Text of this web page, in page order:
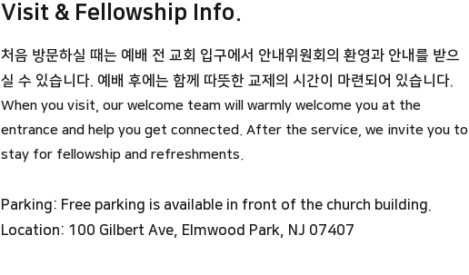
Visit & Fellowship Info.
처음 방문하실 때는 예배 전 교회 입구에서 안내위원회의 환영과 안내를 받으
실 수 있습니다. 예배 후에는 함께 따뜻한 교제의 시간이 마련되어 있습니다.
When you visit, our welcome team will warmly welcome you at the
entrance and help you get connected. After the service, we invite you to
stay for fellowship and refreshments.
Parking: Free parking is available in front of the church building.
Location: 100 Gilbert Ave, Elmwood Park, NJ 07407